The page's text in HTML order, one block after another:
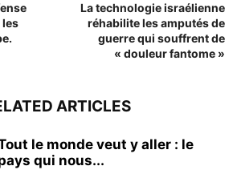
les
La technologie israélienne
réhabilite les amputés de
guerre qui souffrent de
« douleur fantome »
ARTICLES
le monde veut y aller : le
qui nous...